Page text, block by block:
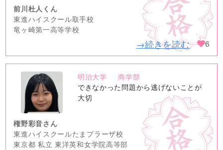
前川杜人くん
東進ハイスクール取手校
竜ヶ崎第一高等学校
→続きを読む 6
no
image
明治大学
商学部
できなかった問題から逃げないことが
大切
権野彩音さん
東進ハイスクールたまプラーザ校
東京都 私立 東洋英和女学院高等部